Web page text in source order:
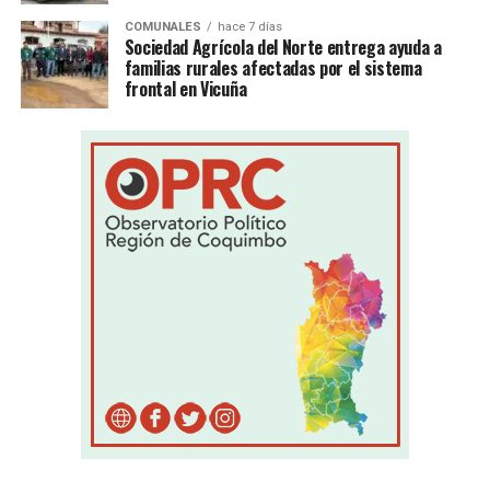
COMUNALES hace 7 días
Sociedad Agrícola del Norte entrega ayuda a
familias rurales afectadas por el sistema
frontal en Vicuña